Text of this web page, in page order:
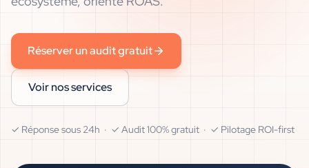
Réserver un audit gratuit
Voir nos services
✓ Réponse sous 24h · ✓ Audit 100% gratuit · ✓ Pilotage ROI-first